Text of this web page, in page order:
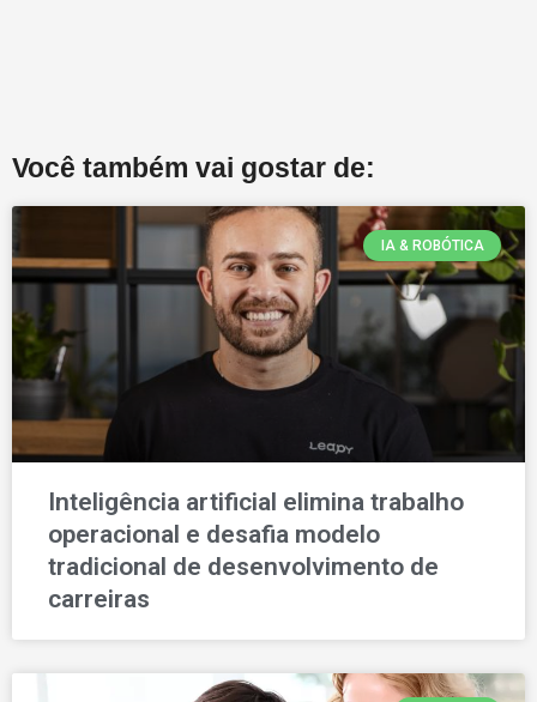
Você também vai gostar de:
IA & ROBÓTICA
Inteligência artificial elimina trabalho
operacional e desafia modelo
tradicional de desenvolvimento de
carreiras